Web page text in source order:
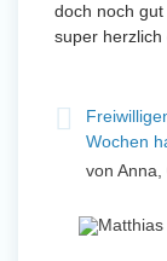
doch noch
super herzlich
Wochen
von